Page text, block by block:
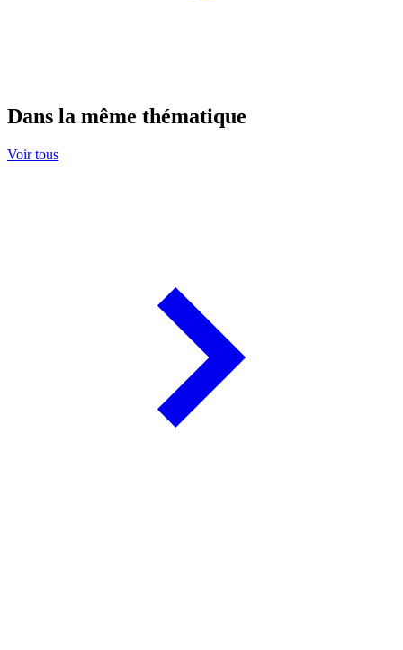
Dans la même thématique
Voir tous